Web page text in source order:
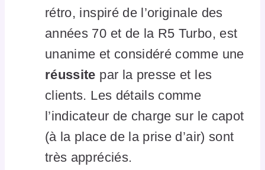
rétro, inspiré de l’originale des
années 70 et de la R5 Turbo, est
unanime et considéré comme une
réussite par la presse et les
clients. Les détails comme
l’indicateur de charge sur le capot
(à la place de la prise d’air) sont
très appréciés.